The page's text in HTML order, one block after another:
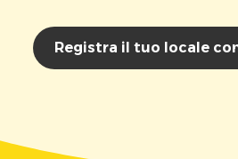
Registra il tuo locale